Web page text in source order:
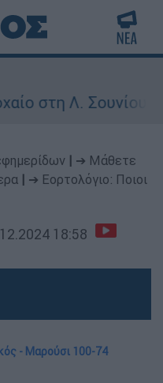
στη Λ. Σουνίου:
➔ Μάθετε
➔ Εορτολόγιο: Ποιοι
18:58
- Μαρούσι 100-74